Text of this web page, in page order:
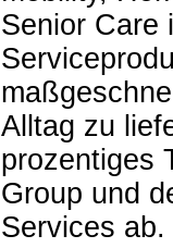
Senior Care
Alltag zu
prozentiges
Group und
Services ab.